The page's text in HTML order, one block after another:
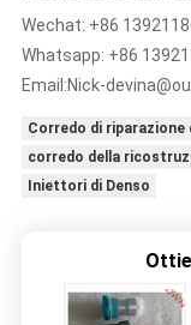
Wechat: +86
Whatsapp: +86
Email:Nick-
Corredo di
corredo della
Iniettori di Denso